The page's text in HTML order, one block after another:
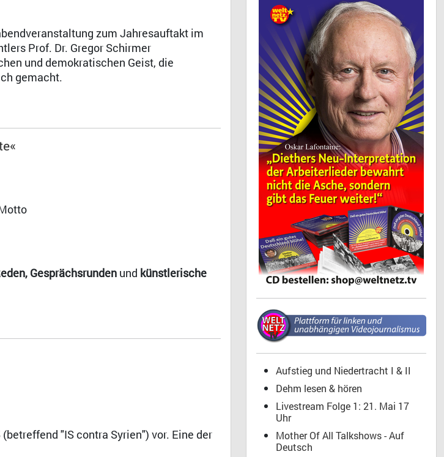
zum Jahresauftakt im
Prof. Dr. Gregor Schirmer
und demokratischen Geist, die
gemacht.
Gesprächsrunden und künstlerische
"IS contra Syrien") vor. Eine der
Aufstieg und Niedertracht I & II
Dehm lesen & hören
Livestream Folge 1: 21. Mai 17
Uhr
Mother Of All Talkshows - Auf
Deutsch